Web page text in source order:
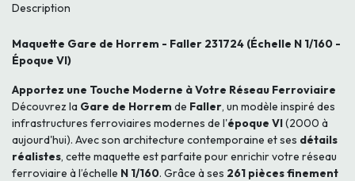
Description
Maquette Gare de Horrem - Faller 231724 (Échelle N 1/160 -
Époque VI)
Apportez une Touche Moderne à Votre Réseau Ferroviaire
Découvrez la Gare de Horrem de Faller, un modèle inspiré des
infrastructures ferroviaires modernes de l'époque VI(2000 à
aujourd'hui). Avec son architecture contemporaine et ses détails
réalistes, cette maquette est parfaite pour enrichir votre réseau
ferroviaire à l’échelle N 1/160. Grâce à ses 261 pièces finement